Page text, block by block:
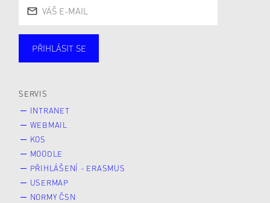
Studující
PŘIHLÁSIT SE
SERVIS
INTRANET
WEBMAIL
KOS
MOODLE
PŘIHLÁŠENÍ - ERASMUS
USERMAP
NORMY ČSN